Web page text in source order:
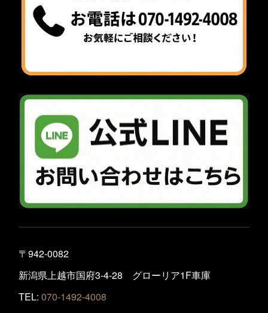
〒942-0082
新潟県上越市国府3-4-28 グローリア1F車庫
TEL: 070-1492-4008